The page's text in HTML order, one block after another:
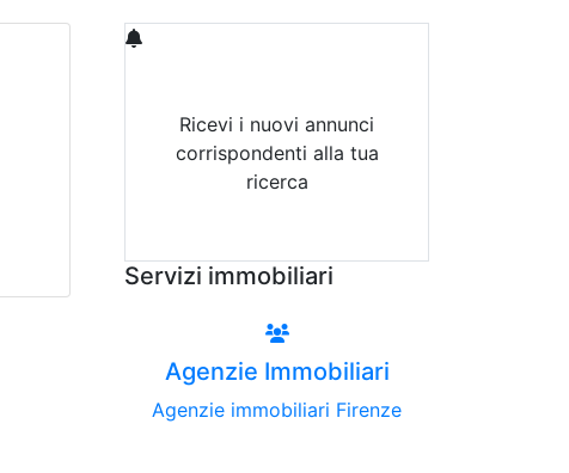
Ricevi i nuovi annunci
corrispondenti alla tua
ricerca
Servizi immobiliari
Agenzie Immobiliari
Agenzie immobiliari Firenze